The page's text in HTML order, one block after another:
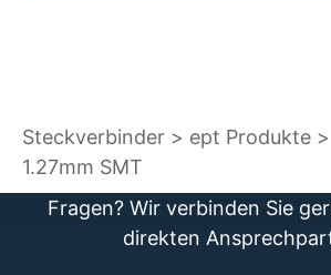
Steckverbinder ept Produkte
1.27mm SMT
Fragen? Wir verbinden Sie
direkten